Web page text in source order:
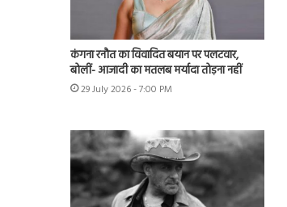
कंगना रनौत का विवादित बयान पर पलटवार,
बोलीं- आजादी का मतलब मर्यादा तोड़ना नहीं
29 July 2026 - 7:00 PM